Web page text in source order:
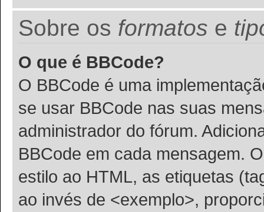
Sobre os formatos e
O que é BBCode?
O BBCode é uma
se usar BBCode nas suas
administrador do fórum.
BBCode em cada mensagem.
estilo ao HTML, as etiquetas
ao invés de <exemplo>,